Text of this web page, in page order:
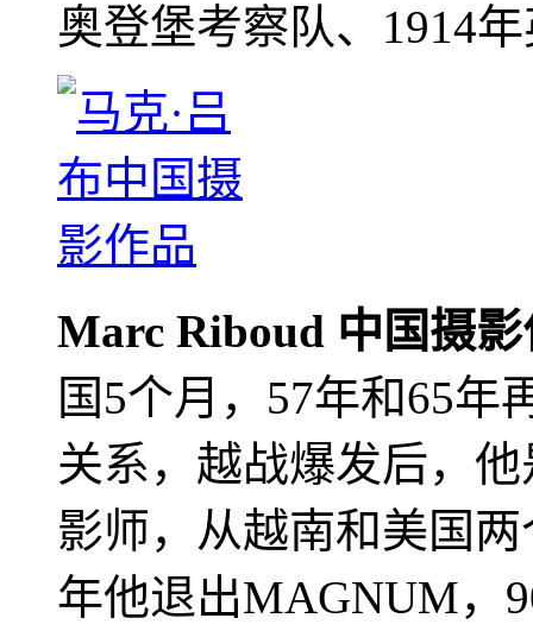
奥登堡考察队、1914
Marc Riboud 中国摄
国5个月，57年和65年
关系，越战爆发后，
影师，从越南和美国
年他退出MAGNUM，